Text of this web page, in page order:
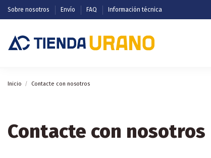
Sobre nosotros Envío FAQ Información técnica
Inicio Contacte con nosotros
Contacte con nosotros